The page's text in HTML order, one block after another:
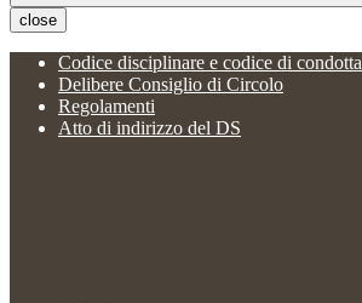
close
Codice disciplinare e codice di condotta
Delibere Consiglio di Circolo
Regolamenti
Atto di indirizzo del DS